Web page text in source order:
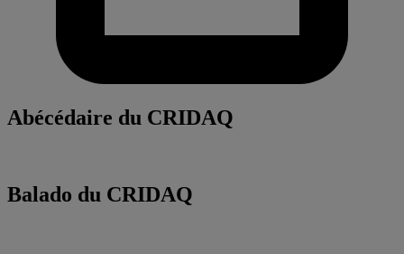
Abécédaire du CRIDAQ
Balado du CRIDAQ